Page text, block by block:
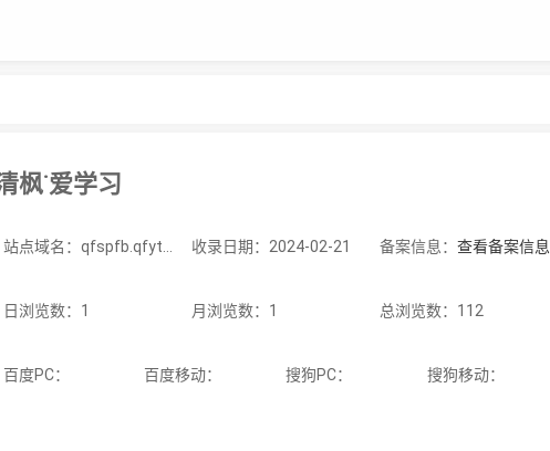
枫˙爱学习
站点域名：qfspfb.qfytd1.top 收录日期：2024-02-21 备案信息：查看备案信息
日浏览数：1 月浏览数：1 总浏览数：112
百度PC： 百度移动： 搜狗PC： 搜狗移动：